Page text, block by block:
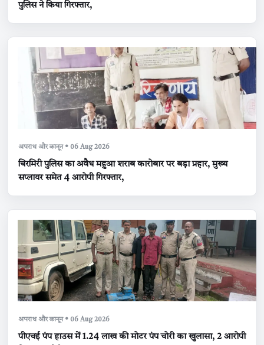
पुलिस ने किया गिरफ्तार,
अपराध और कानून • 06 Aug 2026
चिरमिरी पुलिस का अवैध महुआ शराब कारोबार पर बड़ा प्रहार, मुख्य
सप्लायर समेत 4 आरोपी गिरफ्तार,
अपराध और कानून • 06 Aug 2026
पीएचई पंप हाउस में 1.24 लाख की मोटर पंप चोरी का खुलासा, 2 आरोपी